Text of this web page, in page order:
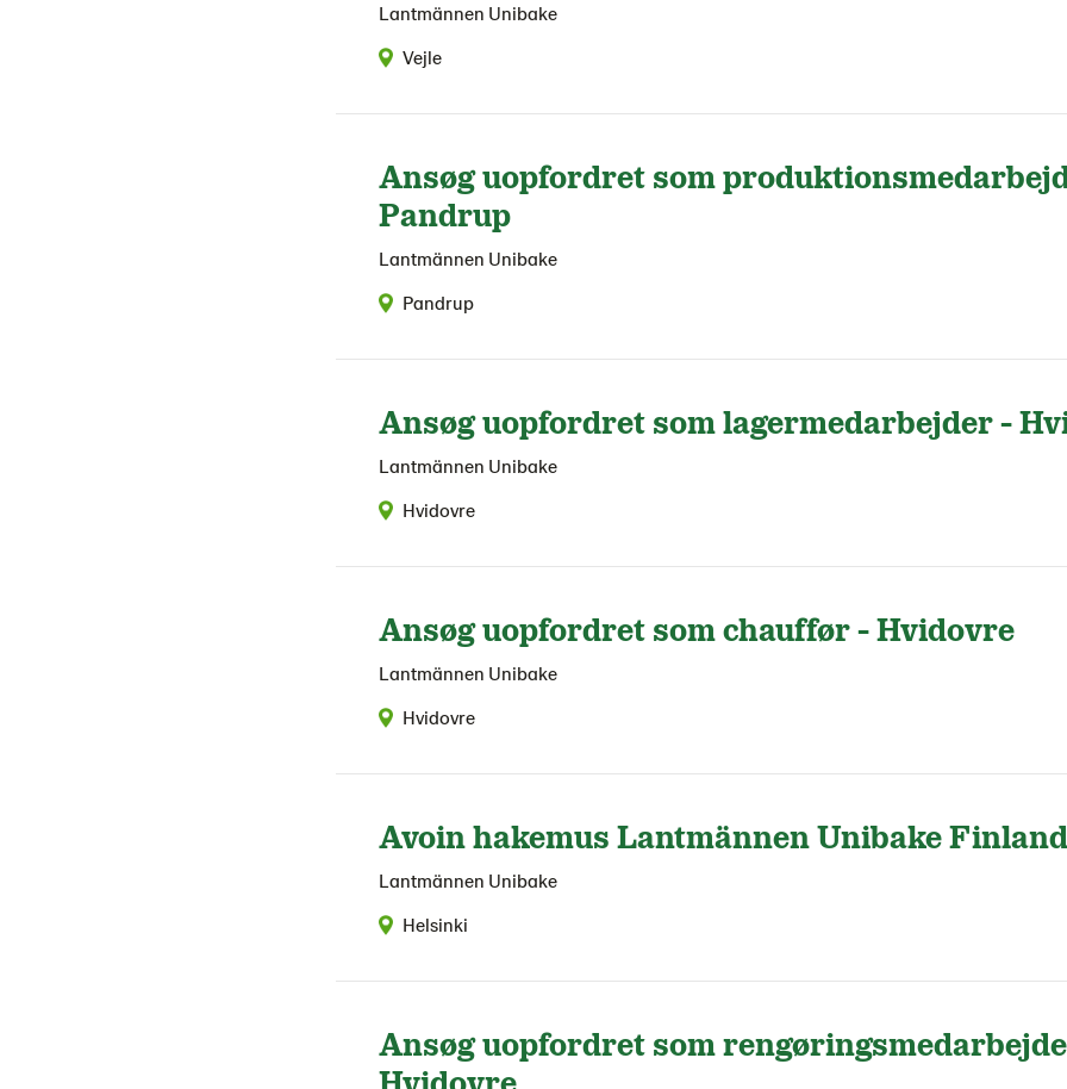
Lantmännen Unibake
Vejle
Ansøg uopfordret som
Pandrup
Lantmännen Unibake
Pandrup
Ansøg uopfordret som lagermedarbejder -
Lantmännen Unibake
Hvidovre
Ansøg uopfordret som chauffør - Hvidovre
Lantmännen Unibake
Hvidovre
Avoin hakemus Lantmännen Unibake Finland
Lantmännen Unibake
Helsinki
Ansøg uopfordret som
Hvidovre